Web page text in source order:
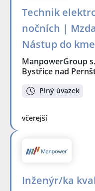
Technik
nočních |
Nástup do
ManpowerGroup
Bystřice nad
Plný úvazek
včerejší
Inženýr/ka